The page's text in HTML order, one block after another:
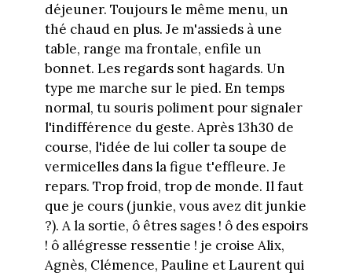
déjeuner. Toujours le même menu, un
thé chaud en plus. Je m'assieds à une
table, range ma frontale, enfile un
bonnet. Les regards sont hagards. Un
type me marche sur le pied. En temps
normal, tu souris poliment pour signaler
l'indifférence du geste. Après 13h30 de
course, l'idée de lui coller ta soupe de
vermicelles dans la figue t'effleure. Je
repars. Trop froid, trop de monde. Il faut
que je cours (junkie, vous avez dit junkie
?). A la sortie, ô êtres sages ! ô des espoirs
! ô allégresse ressentie ! je croise Alix,
Agnès, Clémence, Pauline et Laurent qui